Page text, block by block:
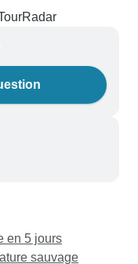
en 5 jours
sauvage